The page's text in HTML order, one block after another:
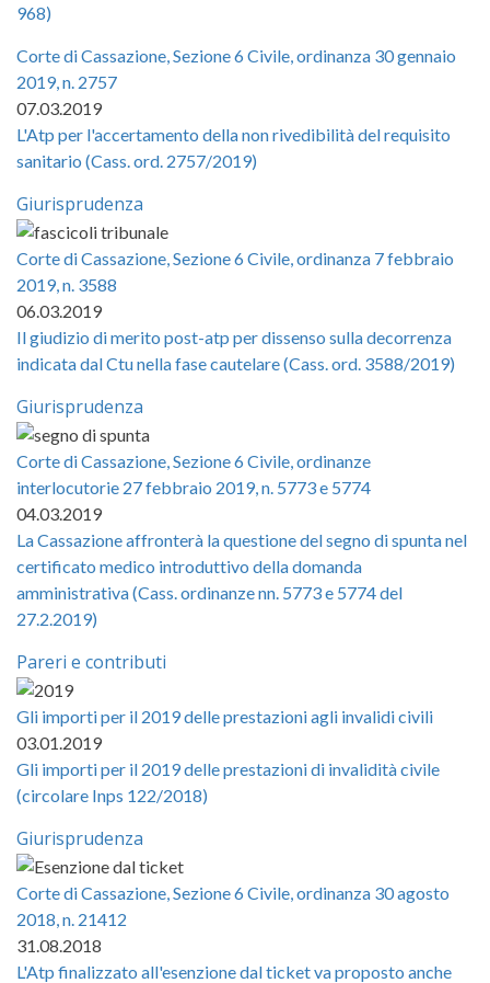
968)
Corte di Cassazione, Sezione 6 Civile, ordinanza 30 gennaio
2019, n. 2757
07.03.2019
L'Atp per l'accertamento della non rivedibilità del requisito
sanitario (Cass. ord. 2757/2019)
Giurisprudenza
Corte di Cassazione, Sezione 6 Civile, ordinanza 7 febbraio
2019, n. 3588
06.03.2019
Il giudizio di merito post-atp per dissenso sulla decorrenza
indicata dal Ctu nella fase cautelare (Cass. ord. 3588/2019)
Giurisprudenza
Corte di Cassazione, Sezione 6 Civile, ordinanze
interlocutorie 27 febbraio 2019, n. 5773 e 5774
04.03.2019
La Cassazione affronterà la questione del segno di spunta nel
certificato medico introduttivo della domanda
amministrativa (Cass. ordinanze nn. 5773 e 5774 del
27.2.2019)
Pareri e contributi
Gli importi per il 2019 delle prestazioni agli invalidi civili
03.01.2019
Gli importi per il 2019 delle prestazioni di invalidità civile
(circolare Inps 122/2018)
Giurisprudenza
Corte di Cassazione, Sezione 6 Civile, ordinanza 30 agosto
2018, n. 21412
31.08.2018
L'Atp finalizzato all'esenzione dal ticket va proposto anche